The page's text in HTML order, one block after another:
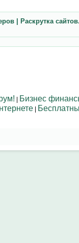
| Раскрутка сайтов.
| Бизнес
|